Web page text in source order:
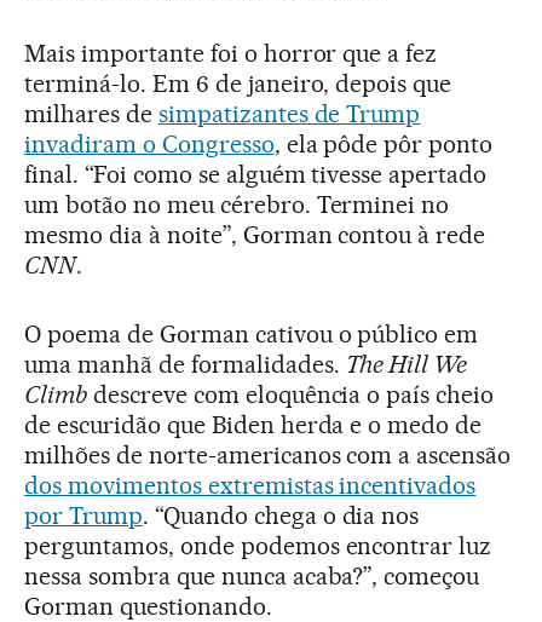
Mais importante foi o horror que a fez
terminá-lo. Em 6 de janeiro, depois que
milhares de simpatizantes de Trump
invadiram o Congresso, ela pôde pôr ponto
final. “Foi como se alguém tivesse apertado
um botão no meu cérebro. Terminei no
mesmo dia à noite”, Gorman contou à rede
CNN.
O poema de Gorman cativou o público em
uma manhã de formalidades. The Hill We
Climbdescreve com eloquência o país cheio
de escuridão que Biden herda e o medo de
milhões de norte-americanos com a ascensão
dos movimentos extremistas incentivados
por Trump. “Quando chega o dia nos
perguntamos, onde podemos encontrar luz
nessa sombra que nunca acaba?”, começou
Gorman questionando.